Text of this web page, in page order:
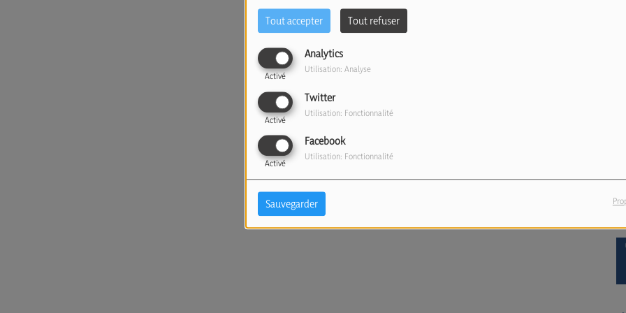
Tout accepter Tout refuser
Analytics
Activé
Utilisation: Analyse
Twitter
Activé
Utilisation: Fonctionnalité
Facebook
Activé
Utilisation: Fonctionnalité
Sauvegarder